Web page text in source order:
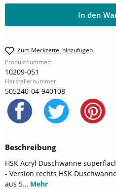
In den
Zum Merkzettel hinzufügen
Produktnummer:
10209-051
Herstellernummer:
505240-04-940108
Beschreibung
HSK Acryl Duschwanne
- Version rechts HSK
aus 5… Mehr